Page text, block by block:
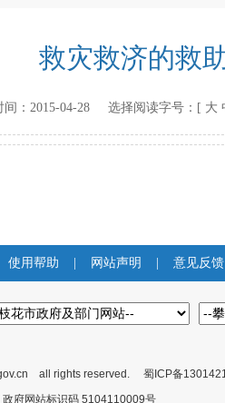
救灾救济的救
： 2015-04-28 选择阅读字号：[ 大
使用帮助 网站声明 意见反馈
all rights reserved. 蜀ICP备
府网站标识码 5104110009号